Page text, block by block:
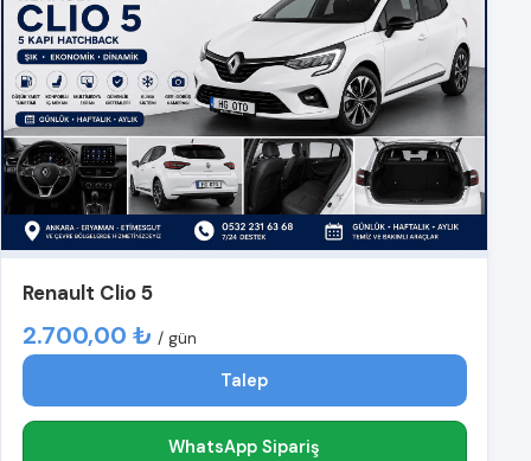
Renault Clio 5
2.700,00 ₺ / gün
Talep
WhatsApp Sipariş